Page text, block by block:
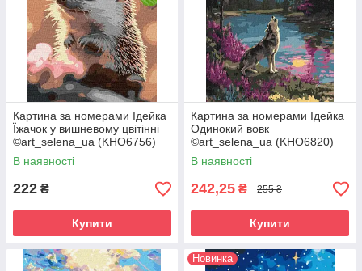
Картина за номерами Ідейка
Їжачок у вишневому цвітінні
©art_selena_ua (KHO6756)
30 х 40 см
В наявності
222 ₴
Купити
Картина за номерами Ідейка
Одинокий вовк
©art_selena_ua (KHO6820)
30 х 40 см
В наявності
242,25 ₴ 255 ₴
Купити
Новинка